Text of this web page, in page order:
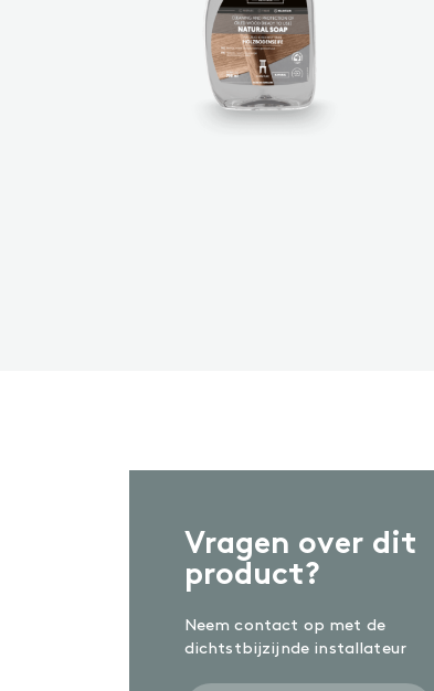
ONDERHOUD
Reinigen
Wash-in
Vragen over dit
product?
Neem contact op met de
dichtstbijzijnde installateur